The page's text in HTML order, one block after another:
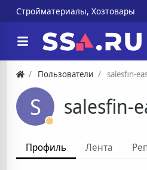
Стройматериалы, Хозтовары
Пользователи salesfin-
S salesfin-
Профиль Лента